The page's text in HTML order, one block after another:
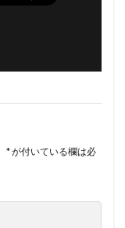
*が付いている欄は必